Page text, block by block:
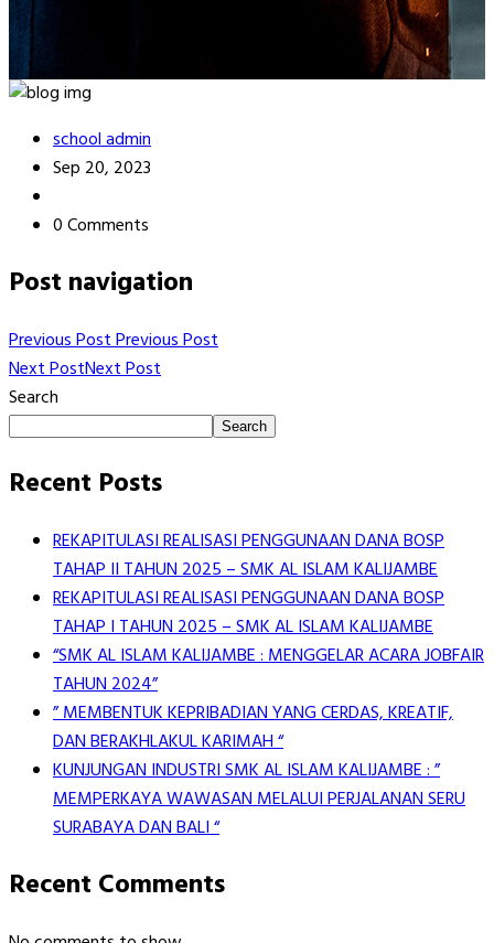
school admin
Sep 20, 2023
0 Comments
Post navigation
Previous PostPrevious Post
Next PostNext Post
Search
Search
Recent Posts
REKAPITULASI REALISASI PENGGUNAAN DANA BOSP
TAHAP II TAHUN 2025 – SMK AL ISLAM KALIJAMBE
REKAPITULASI REALISASI PENGGUNAAN DANA BOSP
TAHAP I TAHUN 2025 – SMK AL ISLAM KALIJAMBE
“SMK AL ISLAM KALIJAMBE : MENGGELAR ACARA JOBFAIR
TAHUN 2024”
” MEMBENTUK KEPRIBADIAN YANG CERDAS, KREATIF,
DAN BERAKHLAKUL KARIMAH “
KUNJUNGAN INDUSTRI SMK AL ISLAM KALIJAMBE : ”
MEMPERKAYA WAWASAN MELALUI PERJALANAN SERU
SURABAYA DAN BALI “
Recent Comments